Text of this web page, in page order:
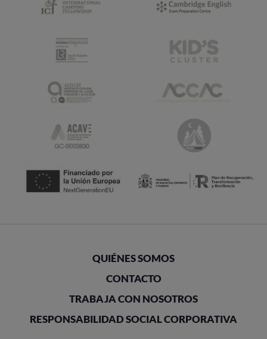
QUIÉNES SOMOS
CONTACTO
TRABAJA CON NOSOTROS
RESPONSABILIDAD SOCIAL CORPORATIVA